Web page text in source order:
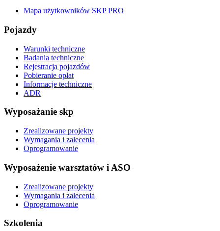
Mapa użytkowników SKP PRO
Pojazdy
Warunki techniczne
Badania techniczne
Rejestracja pojazdów
Pobieranie opłat
Informacje techniczne
ADR
Wyposażanie skp
Zrealizowane projekty
Wymagania i zalecenia
Oprogramowanie
Wyposażenie warsztatów i ASO
Zrealizowane projekty
Wymagania i zalecenia
Oprogramowanie
Szkolenia